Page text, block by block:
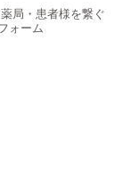
局・患者様を繋ぐ
ォーム